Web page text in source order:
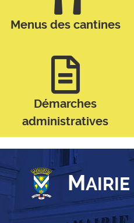
Menus des cantines
Démarches
administratives
M